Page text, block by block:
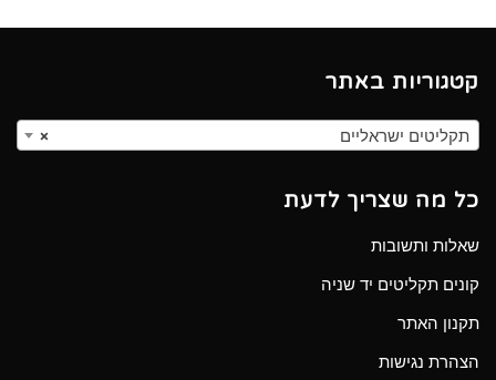
קטגוריות באתר
× תקליטים ישראליים
כל מה שצריך לדעת
שאלות ותשובות
קונים תקליטים יד שניה
תקנון האתר
הצהרת נגישות